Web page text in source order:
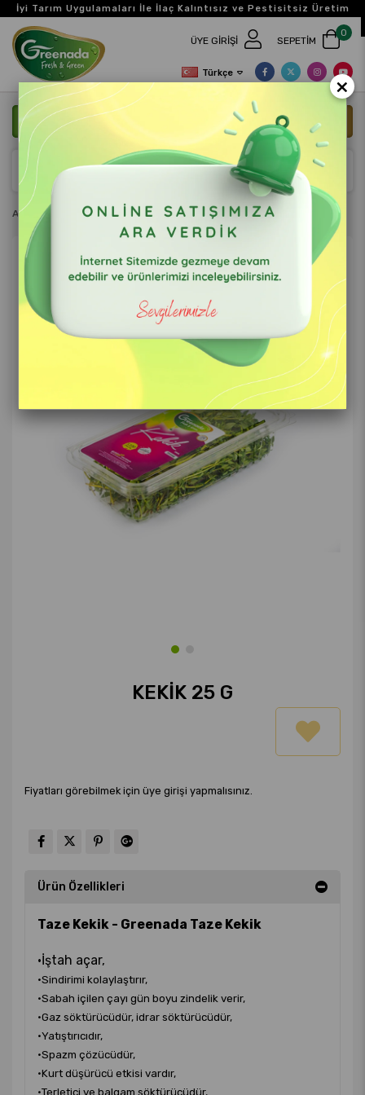
İyi Tarım Uygulamaları İle İlaç Kalıntısız ve Pestisitsiz Üretim
ANASAYFA BIZE ULAŞIN
Türkçe
0
ÜYE GIRIŞI SEPETIM
Anasayfa Taze Baharat Kekik 25 g
KEKIK 25 G
Fiyatları görebilmek için üye girişi yapmalısınız.
Ürün Özellikleri
Taze Kekik - Greenada Taze Kekik
•İştah açar,
•Sindirimi kolaylaştırır,
•Sabah içilen çayı gün boyu zindelik verir,
•Gaz söktürücüdür, idrar söktürücüdür,
•Yatıştırıcıdır,
•Spazm çözücüdür,
•Kurt düşürücü etkisi vardır,
•Terletici ve balgam söktürücüdür,
×